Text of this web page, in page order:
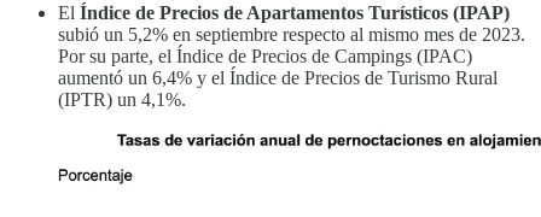
El Índice de Precios de Apartamentos Turísticos (IPAP)
subió un 5,2% en septiembre respecto al mismo mes de 2023.
Por su parte, el Índice de Precios de Campings (IPAC)
aumentó un 6,4% y el Índice de Precios de Turismo Rural
(IPTR) un 4,1%.